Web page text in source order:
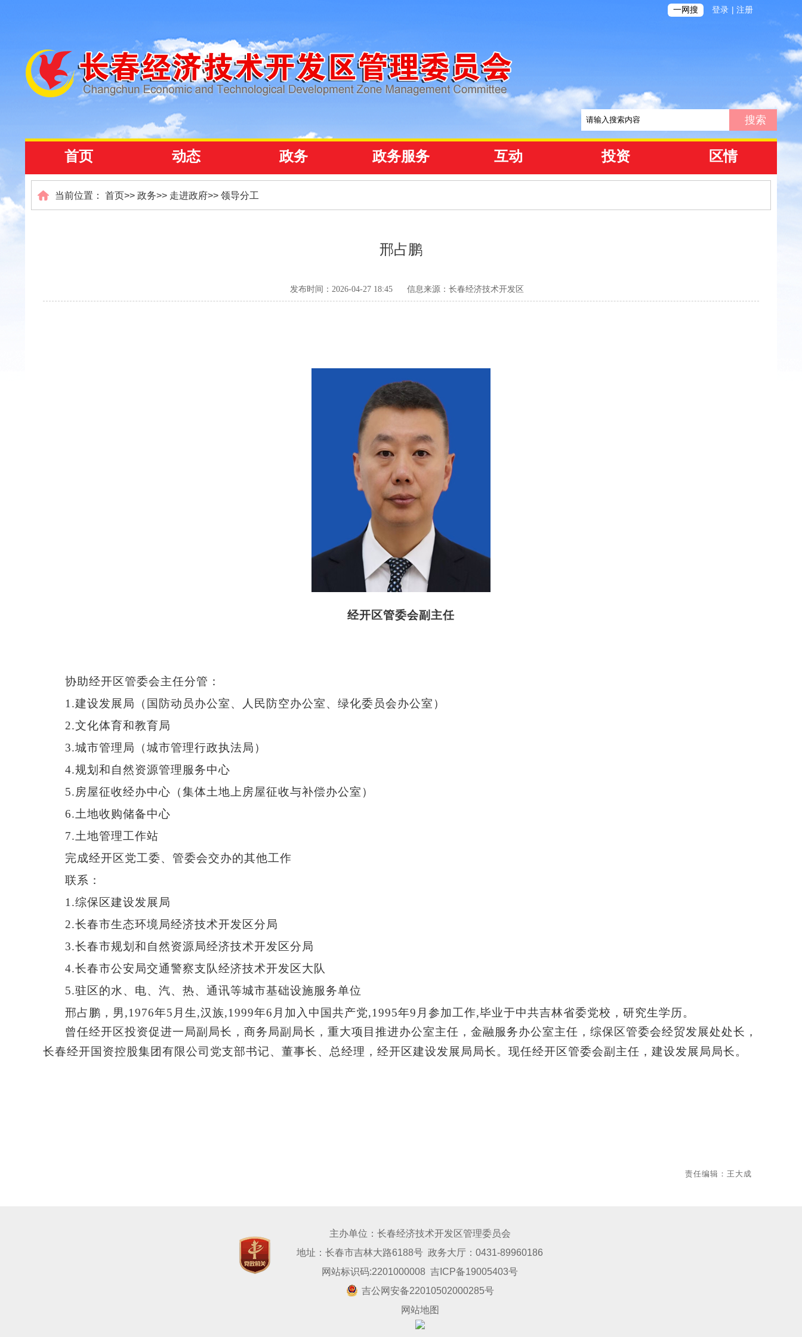
一网搜 登录 | 注册
首页 动态 政务 政务服务 互动 投资 区情
当前位置： 首页>> 政务>> 走进政府>> 领导分工
邢占鹏
发布时间：2026-04-27 18:45 信息来源：长春经济技术开发区
经开区管委会副主任
协助经开区管委会主任分管：
1.建设发展局（国防动员办公室、人民防空办公室、绿化委员会办公室）
2.文化体育和教育局
3.城市管理局（城市管理行政执法局）
4.规划和自然资源管理服务中心
5.房屋征收经办中心（集体土地上房屋征收与补偿办公室）
6.土地收购储备中心
7.土地管理工作站
完成经开区党工委、管委会交办的其他工作
联系：
1.综保区建设发展局
2.长春市生态环境局经济技术开发区分局
3.长春市规划和自然资源局经济技术开发区分局
4.长春市公安局交通警察支队经济技术开发区大队
5.驻区的水、电、汽、热、通讯等城市基础设施服务单位
邢占鹏，男,1976年5 月生,汉族,1999年6 月加入中国共产党,1995年9 月参加工作,毕业于中共吉林省委党校，研究生学历。
曾任经开区投资促进一局副局长，商务局副局长，重大项目推进办公室主任，金融服务办公室主任，综保区管委会经贸发展处处长，
长春经开国资控股集团有限公司党支部书记、董事长、总经理，经开区建设发展局局长。现任经开区管委会副主任，建设发展局局长。
责任编辑：王大成
主办单位：长春经济技术开发区管理委员会
地址：长春市吉林大路6188号 政务大厅：0431-89960186
网站标识码:2201000008 吉ICP备19005403号
吉公网安备22010502000285号
网站地图